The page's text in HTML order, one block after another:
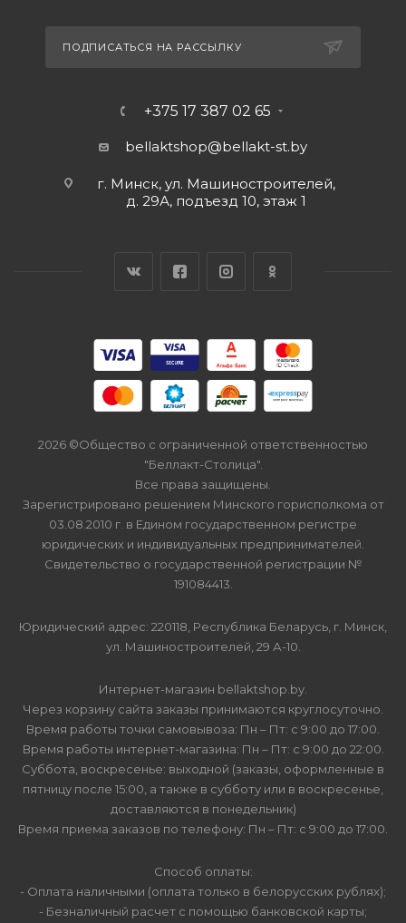
ПОДПИСАТЬСЯ НА РАССЫЛКУ
+375 17 387 02 65
bellaktshop@bellakt-st.by
г. Минск, ул. Машиностроителей,
д. 29А, подъезд 10, этаж 1
2026 ©Общество с ограниченной ответственностью
"Беллакт-Столица".
Все права защищены.
Зарегистрировано решением Минского горисполкома от
03.08.2010 г. в Едином государственном регистре
юридических и индивидуальных предпринимателей.
Свидетельство о государственной регистрации №
191084413.
Юридический адрес: 220118, Республика Беларусь, г. Минск,
ул. Машиностроителей, 29 А-10.
Интернет-магазин bellaktshop.by.
Через корзину сайта заказы принимаются круглосуточно.
Время работы точки самовывоза: Пн – Пт: с 9:00 до 17:00.
Время работы интернет-магазина: Пн – Пт: с 9:00 до 22:00.
Суббота, воскресенье: выходной (заказы, оформленные в
пятницу после 15:00, а также в субботу или в воскресенье,
доставляются в понедельник)
Время приема заказов по телефону: Пн – Пт: с 9:00 до 17:00.
Способ оплаты:
- Оплата наличными (оплата только в белорусских рублях);
- Безналичный расчет с помощью банковской карты;